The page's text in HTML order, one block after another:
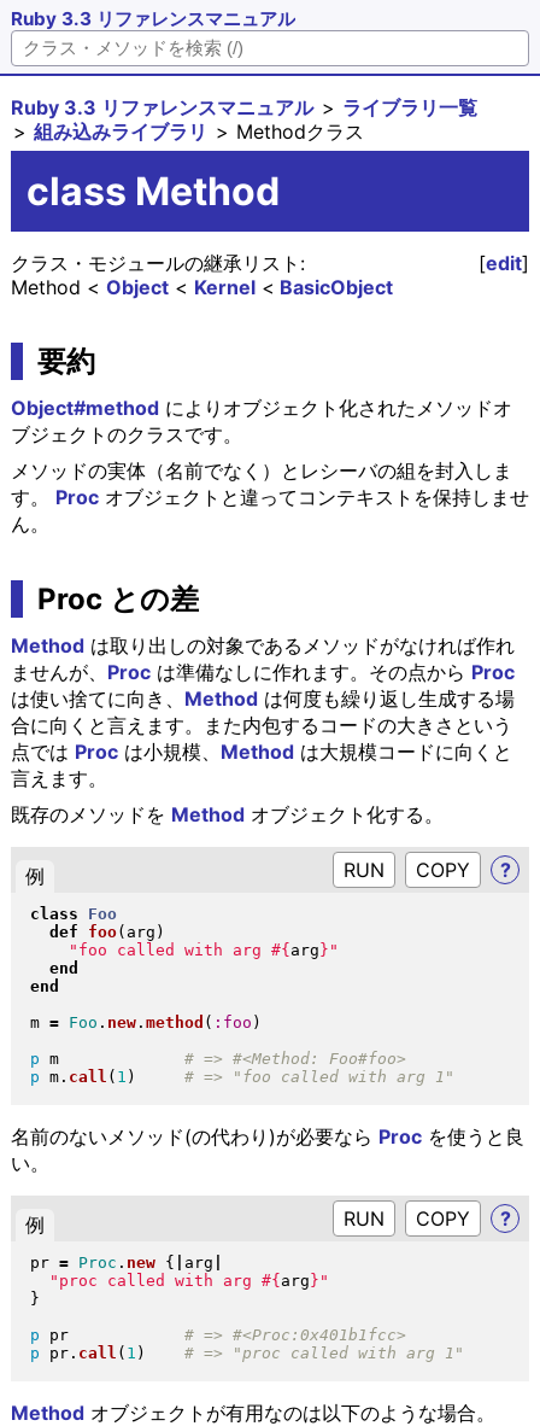
Ruby 3.3 リファレンスマニュアル
Ruby 3.3 リファレンスマニュアル
ライブラリ一覧
組み込みライブラリ
Methodクラス
class Method
[edit]
クラス・モジュールの継承リスト:
BasicObject
Kernel
Object
Method
要約
Object#methodによりオブジェクト化されたメソッドオ
ブジェクトのクラスです。
メソッドの実体（名前でなく）とレシーバの組を封入しま
す。 Procオブジェクトと違ってコンテキストを保持しませ
ん。
Proc との差
Methodは取り出しの対象であるメソッドがなければ作れ
ませんが、 Procは準備なしに作れます。その点から Proc
は使い捨てに向き、 Methodは何度も繰り返し生成する場
合に向くと言えます。また内包するコードの大きさという
点では Procは小規模、 Methodは大規模コードに向くと
言えます。
既存のメソッドを Methodオブジェクト化する。
例 RUN ?
class
Foo
def
foo( arg )
" foo called with arg #{ arg } "
end
end
m = Foo . new. method ( :foo )
p m
p m. call ( 1 )
名前のないメソッド(の代わり)が必要なら Procを使うと良
い。
例 RUN ?
pr = Proc . new { arg
" proc called with arg #{ arg } "
}
p pr
p pr. call ( 1 )
Methodオブジェクトが有用なのは以下のような場合。